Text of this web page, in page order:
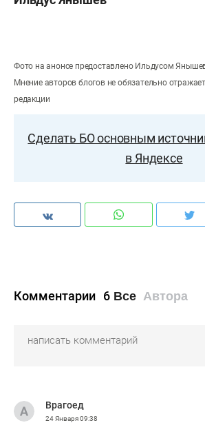
Фото на анонсе предоставлено Ильдусом
Мнение авторов блогов не обязательно
редакции
Сделать БО основным
в Яндексе
Комментарии 6 Все Автора
Врагоед
24 Января09:38